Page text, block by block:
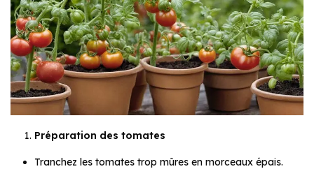
Préparation des tomates
Tranchez les tomates trop mûres en morceaux épais.